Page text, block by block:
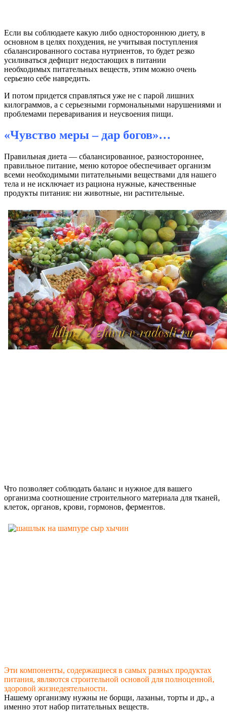
Если вы соблюдаете какую либо одностороннюю диету, в
основном в целях похудения, не учитывая поступления
сбалансированного состава нутриентов, то будет резко
усиливаться дефицит недостающих в питании
необходимых питательных веществ, этим можно очень
серьезно себе навредить.
И потом придется справляться уже не с парой лишних
килограммов, а с серьезными гормональными нарушениями и
проблемами переваривания и неусвоения пищи.
«Чувство меры – дар богов»…
Правильная диета — сбалансированное, разностороннее,
правильное питание, меню которое обеспечивает организм
всеми необходимыми питательными веществами для нашего
тела и не исключает из рациона нужные, качественные
продукты питания: ни животные, ни растительные.
Что позволяет соблюдать баланс и нужное для вашего
организма соотношение строительного материала для тканей,
клеток, органов, крови, гормонов, ферментов.
Эти компоненты, содержащиеся в самых разных продуктах
питания, являются строительной основой для полноценной,
здоровой жизнедеятельности.
Нашему организму нужны не борщи, лазаньи, торты и др., а
именно этот набор питательных веществ.